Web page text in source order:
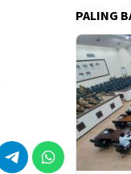
PALING